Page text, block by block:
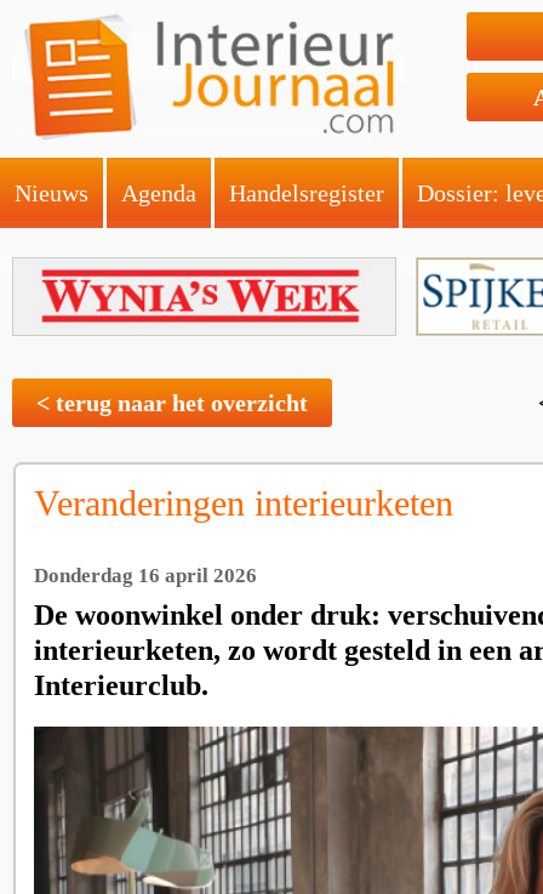
Nieuws Agenda Handelsregister Dossier:
< terug naar het overzicht
Veranderingen interieurketen
Donderdag 16 april 2026
De woonwinkel onder druk:
interieurketen, zo wordt gesteld in een
Interieurclub.